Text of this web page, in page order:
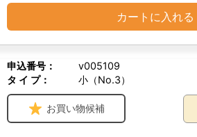
カートに入れる
申込番号：
v005109
タ イ プ：
小（No.3）
お買い物候補